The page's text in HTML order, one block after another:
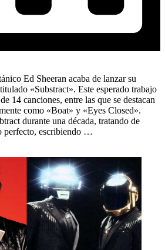
Ed Sheeran acaba de lanzar su
«Substract». Este esperado trabajo
14 canciones, entre las que se destacan
como «Boat» y «Eyes Closed».
durante una década, tratando de
perfecto, escribiendo …